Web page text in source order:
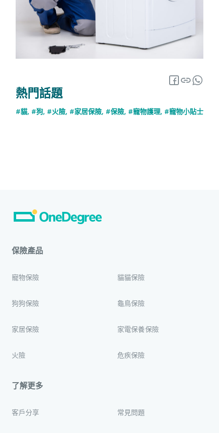
熱門話題
#貓, #狗, #火險, #家居保險, #保險, #寵物護理, #寵物小貼士
保險產品
寵物保險 貓貓保險
狗狗保險 龜鳥保險
家居保險 家電保養保險
火險 危疾保險
了解更多
客戶分享 常見問題